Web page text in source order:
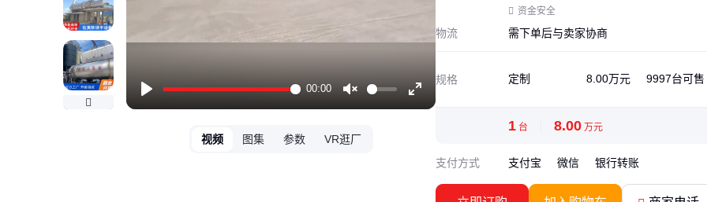
00:00
Enter
视频 图集 参数 VR逛厂
资金安全
物流 需下单后与卖家协商
规格 定制 8.00万元 9997台可售
1 台 8.00 万元
支付方式 支付宝 微信 银行转账